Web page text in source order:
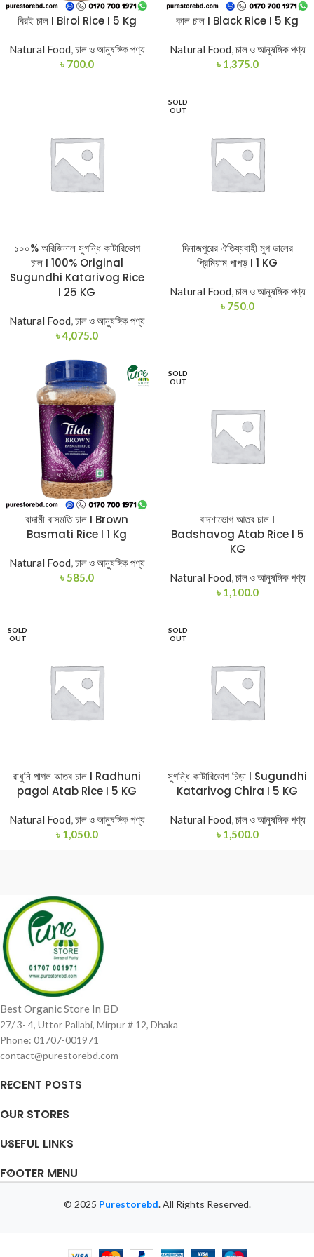
বিরই চাল I Biroi Rice I 5 Kg
Natural Food,চাল ও আনুষঙ্গিক পণ্য
৳ 700.0
কাল চাল I Black Rice I 5 Kg
Natural Food,চাল ও আনুষঙ্গিক পণ্য
৳ 1,375.0
১০০% অরিজিনাল সুগন্ধি কাটারিভোগ
চাল I 100% Original
Sugundhi Katarivog Rice
I 25 KG
Natural Food,চাল ও আনুষঙ্গিক পণ্য
৳4,075.0
SOLD
OUT
দিনাজপুরের ঐতিয্যবাহী মুগ ডালের
প্রিমিয়াম পাপড় I 1 KG
Natural Food,চাল ও আনুষঙ্গিক পণ্য
৳ 750.0
বাদামী বাসমতি চাল I Brown
Basmati Rice I 1 Kg
Natural Food,চাল ও আনুষঙ্গিক পণ্য
৳585.0
SOLD
OUT
বাদশাভোগ আতব চাল I
Badshavog Atab Rice I 5
KG
Natural Food,চাল ও আনুষঙ্গিক পণ্য
৳ 1,100.0
SOLD
OUT
রাধুনি পাগল আতব চাল I Radhuni
pagol Atab Rice I 5 KG
Natural Food,চাল ও আনুষঙ্গিক পণ্য
৳ 1,050.0
SOLD
OUT
সুগন্ধি কাটারিভোগ চিড়া I Sugundhi
Katarivog Chira I 5 KG
Natural Food,চাল ও আনুষঙ্গিক পণ্য
৳ 1,500.0
Best Organic Store In BD
27/ 3- 4, Uttor Pallabi, Mirpur # 12, Dhaka
Phone: 01707-001971
contact@purestorebd.com
RECENT POSTS
OUR STORES
USEFUL LINKS
FOOTER MENU
© 2025 Purestorebd. All Rights Reserved.